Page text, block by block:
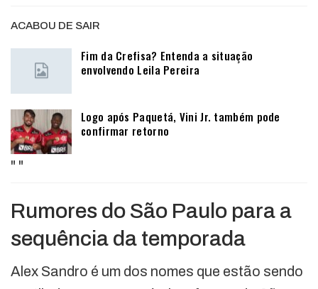
ACABOU DE SAIR
Fim da Crefisa? Entenda a situação
envolvendo Leila Pereira
Logo após Paquetá, Vini Jr. também pode
confirmar retorno
" "
Rumores do São Paulo para a
sequência da temporada
Alex Sandro é um dos nomes que estão sendo